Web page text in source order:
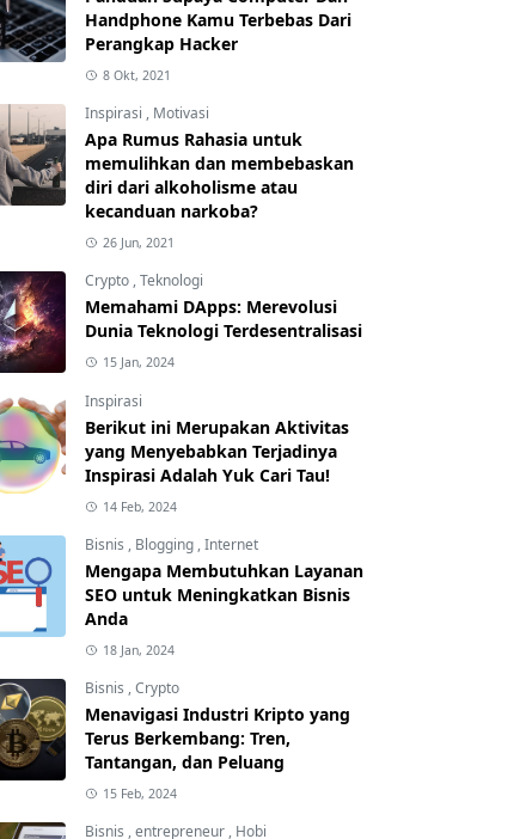
Handphone Kamu Terbebas Dari
Perangkap Hacker
8 Okt, 2021
Inspirasi , Motivasi
Apa Rumus Rahasia untuk
memulihkan dan membebaskan
diri dari alkoholisme atau
kecanduan narkoba?
26 Jun, 2021
Crypto ,Teknologi
Memahami DApps: Merevolusi
Dunia Teknologi Terdesentralisasi
15 Jan, 2024
Inspirasi
Berikut ini Merupakan Aktivitas
yang Menyebabkan Terjadinya
Inspirasi Adalah Yuk Cari Tau!
14 Feb, 2024
Bisnis , Blogging ,Internet
Mengapa Membutuhkan Layanan
SEO untuk Meningkatkan Bisnis
Anda
18 Jan, 2024
Bisnis ,Crypto
Menavigasi Industri Kripto yang
Terus Berkembang: Tren,
Tantangan, dan Peluang
15 Feb, 2024
Bisnis ,entrepreneur , Hobi